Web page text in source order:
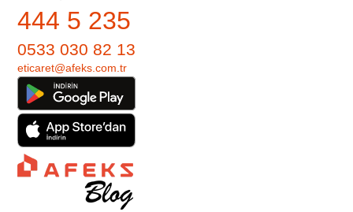
444 5 235
0533 030 82 13
eticaret@afeks.com.tr